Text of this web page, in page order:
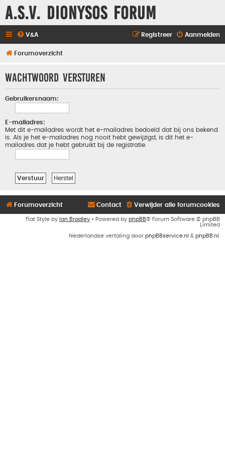
A.S.V. Dionysos Forum
V&A Aanmelden
Registreer
Forumoverzicht
Wachtwoord versturen
Gebruikersnaam:
E-mailadres:
Met dit e-mailadres wordt het e-mailadres bedoeld dat bij ons bekend
is. Als je het e-mailadres nog nooit hebt gewijzigd, is dit het e-
mailadres dat je hebt gebruikt bij de registratie.
Forumoverzicht Verwijder alle forumcookies
Contact
Flat Style by Ian Bradley • Powered by phpBB® Forum Software © phpBB
Limited
Nederlandse vertaling door phpBBservice.nl & phpBB.nl .